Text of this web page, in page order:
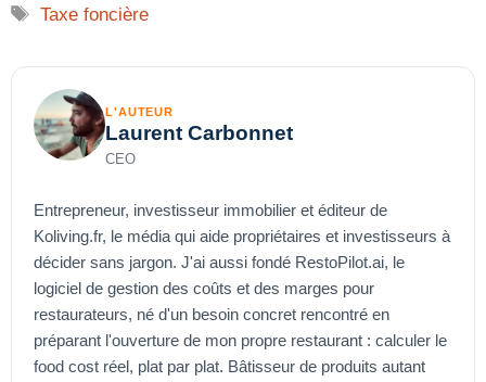
Étiquettes
Taxe foncière
L'AUTEUR
Laurent Carbonnet
CEO
Entrepreneur, investisseur immobilier et éditeur de
Koliving.fr, le média qui aide propriétaires et investisseurs à
décider sans jargon. J'ai aussi fondé RestoPilot.ai, le
logiciel de gestion des coûts et des marges pour
restaurateurs, né d'un besoin concret rencontré en
préparant l'ouverture de mon propre restaurant : calculer le
food cost réel, plat par plat. Bâtisseur de produits autant